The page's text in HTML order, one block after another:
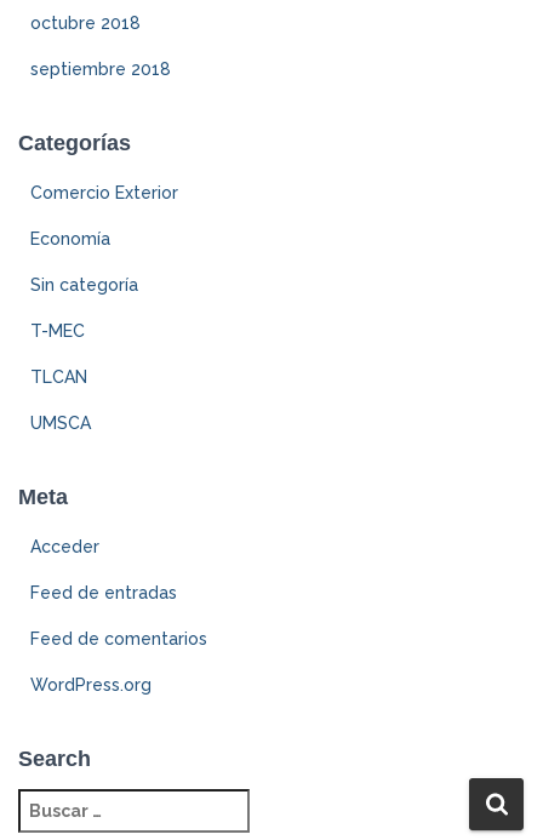
octubre 2018
septiembre 2018
Categorías
Comercio Exterior
Economía
Sin categoría
T-MEC
TLCAN
UMSCA
Meta
Acceder
Feed de entradas
Feed de comentarios
WordPress.org
Search
u